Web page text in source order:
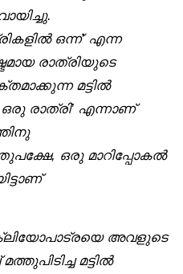
ഒന്ന്’ എന്ന
രാത്രിയുടെ
മട്ടിൽ
രാത്രി’ എന്നാണ്
ഒരു മാറിപ്പോകൽ
അവളുടെ
മട്ടിൽ